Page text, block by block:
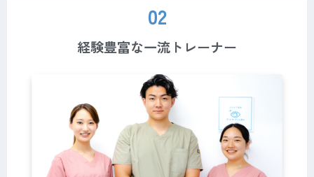
02
経験豊富な一流トレーナー